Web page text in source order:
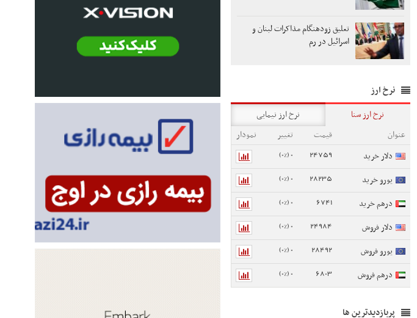
تعلیق زودهنگام مذاکرات لبنان و
اسرائیل در رم
نرخ ارز
نرخ ارز سنا
نرخ ارز نیمایی
عنوان
قیمت تغییر
نمودار
دلار خرید
24759
0 (0%)
یورو خرید 28235
0 (0%)
درهم خرید 6741
0 (0%)
دلار فروش 24984
0 (0%)
یورو فروش 28492
0 (0%)
درهم فروش 6803
0 (0%)
پربازدیدترین ها